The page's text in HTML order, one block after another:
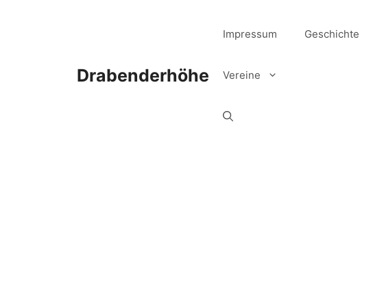
Drabenderhöhe
Impressum Geschichte
Vereine